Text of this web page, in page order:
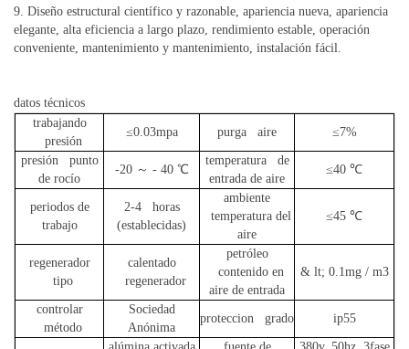
9. Diseño estructural científico y razonable, apariencia nueva, apariencia
elegante, alta eficiencia a largo plazo, rendimiento estable, operación
conveniente, mantenimiento y mantenimiento, instalación fácil.
datos técnicos
trabajando
presión
≤0.03mpa purga aire ≤7%
presión punto
de rocío
-20～ -40℃
temperatura de
entrada de aire
≤40 ℃
periodos de
trabajo
2-4 horas
(establecidas)
ambiente
temperatura del
aire
≤45 ℃
regenerador
tipo
calentado
regenerador
petróleo
contenido en
aire de entrada
& lt; 0.1mg / m3
controlar
método
Sociedad
Anónima
proteccion grado ip55